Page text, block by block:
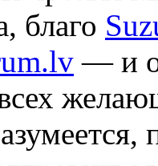
благо
— и